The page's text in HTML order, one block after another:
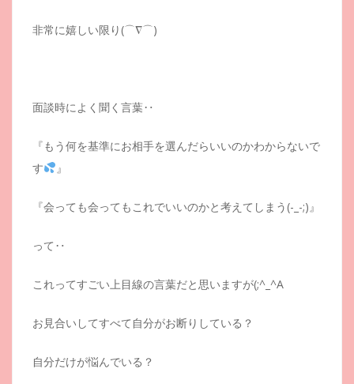
非常に嬉しい限り(⌒∇⌒)
面談時によく聞く言葉‥
『もう何を基準にお相手を選んだらいいのかわからないで
す
』
『会っても会ってもこれでいいのかと考えてしまう(-_-;)』
って‥
これってすごい上目線の言葉だと思いますが(;^_^A
お見合いしてすべて自分がお断りしている？
自分だけが悩んでいる？